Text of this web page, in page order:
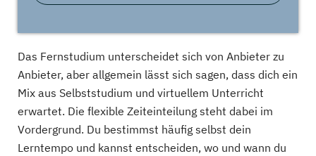
Das Fernstudium unterscheidet sich von Anbieter zu
Anbieter, aber allgemein lässt sich sagen, dass dich ein
Mix aus Selbststudium und virtuellem Unterricht
erwartet. Die flexible Zeiteinteilung steht dabei im
Vordergrund. Du bestimmst häufig selbst dein
Lerntempo und kannst entscheiden, wo und wann du